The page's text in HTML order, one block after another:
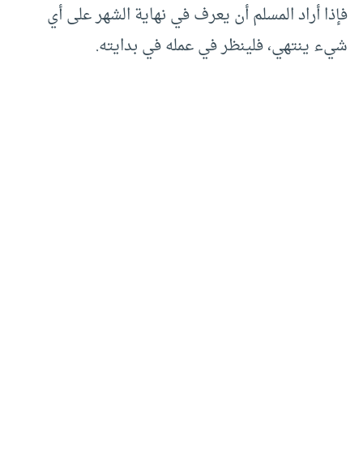
فإذا أراد المسلم أن يعرف في نهاية الشهر على أي
شيء ينتهي، فلينظر في عمله في بدايته.